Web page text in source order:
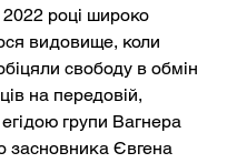
році широко
видовище, коли
свободу в обмін
на передовій,
групи Вагнера
засновника Євгена